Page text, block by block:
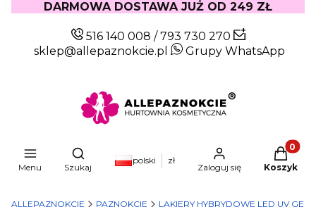
DARMOWA DOSTAWA JUŻ OD 249 ZŁ
516 140 008 /793 730 270
sklep@allepaznokcie.pl
Grupy WhatsApp
Menu
Otwórz wyszukiwarkę
Szukaj
polski zł
Zaloguj się Koszyk
ALLEPAZNOKCIE PAZNOKCIE LAKIERY HYBRYDOWE LED UV GEL